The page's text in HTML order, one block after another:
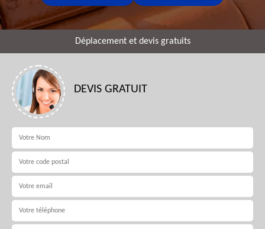
Déplacement et devis gratuits
DEVIS GRATUIT